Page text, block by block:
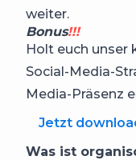
weiter.
Bonus!!!
Holt euch unser
Social-Media-
Media-Präsenz
Jetzt
Was ist